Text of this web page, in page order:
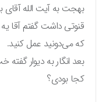
بهجت به آیت الله
قنوتی داشت گفتم آقا یه
که می‌دونید عمل کنید.
بعد انگار به دیوار
کجا بودی؟